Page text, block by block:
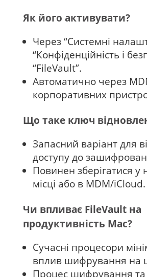
Як його активувати?
Через “Системні
“Конфіденційність і
“FileVault”.
Автоматично через
корпоративних
Що таке ключ
Запасний варіант для
доступу до
Повинен зберігатися у
місці або в MDM/iCloud.
Чи впливає FileVault на
продуктивність Mac?
Сучасні процесори
вплив шифрування на
Процес шифрування та